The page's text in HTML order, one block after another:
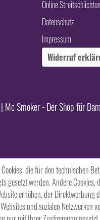
Online
Datenschutz
Impressum
Widerruf
Smoker - Der Shop für
die für den technischen
gesetzt werden. Andere Cookies,
erhöhen, der Direktwerbung
und sozialen Netzwerken